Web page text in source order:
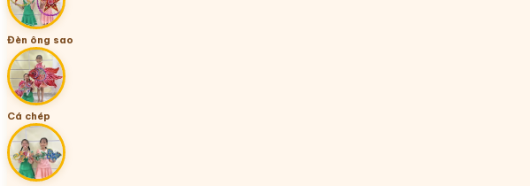
Đèn ông sao
Cá chép